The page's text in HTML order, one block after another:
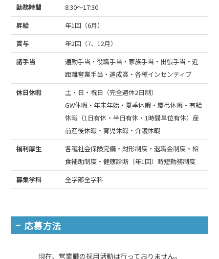
勤務時間
8:30～17:30
昇給
年1回（6月）
賞与
年2回（7、12月）
諸手当
通勤手当・役職手当・家族手当・出張手当・近
距離営業手当・達成賞・各種インセンティブ
休日休暇
土・日・祝日（完全週休2日制）
GW休暇・年末年始・夏季休暇・慶弔休暇・有給
休暇（1日有休・半日有休・1時間単位有休）産
前産後休暇・育児休暇・介護休暇
福利厚生
各種社会保険完備・財形制度・退職金制度・給
食補助制度・健康診断（年1回）時短勤務制度
募集学科
全学部全学科
応募方法
現在、営業職の採用活動は行っておりません。